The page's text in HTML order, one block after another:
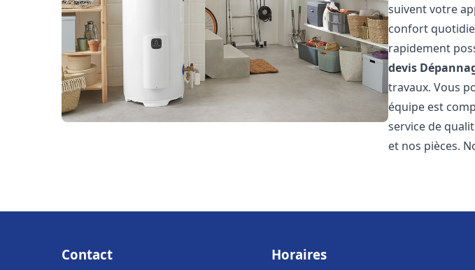
suivent votre
confort
rapidement
devis
travaux. Vous
équipe est
service de
et nos pièces.
Contact Horaires